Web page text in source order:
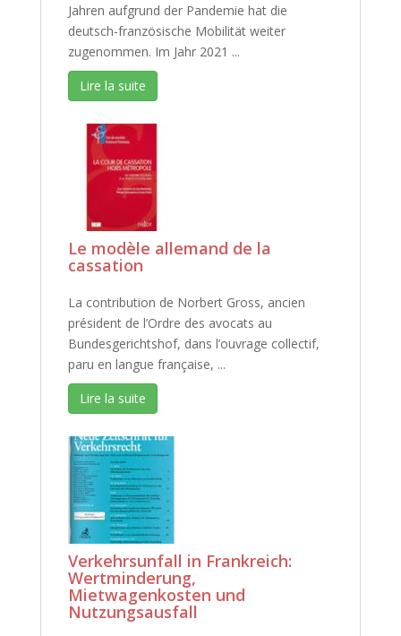
Jahren aufgrund der Pandemie hat die
deutsch-französische Mobilität weiter
zugenommen. Im Jahr 2021 ...
Lire la suite
Le modèle allemand de la
cassation
La contribution de Norbert Gross, ancien
président de l’Ordre des avocats au
Bundesgerichtshof, dans l’ouvrage collectif,
paru en langue française, ...
Lire la suite
Verkehrsunfall in Frankreich:
Wertminderung,
Mietwagenkosten und
Nutzungsausfall